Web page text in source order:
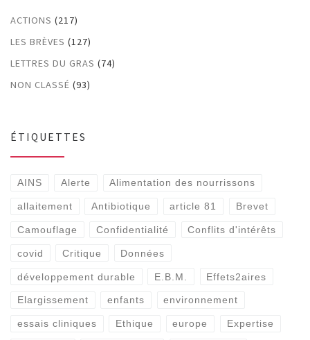
ACTIONS (217)
LES BRÈVES (127)
LETTRES DU GRAS (74)
NON CLASSÉ (93)
ÉTIQUETTES
AINS Alerte Alimentation des nourrissons
allaitement Antibiotique article 81 Brevet
Camouflage Confidentialité Conflits d'intérêts
covid Critique Données
développement durable E.B.M. Effets2aires
Elargissement enfants environnement
essais cliniques Ethique europe Expertise